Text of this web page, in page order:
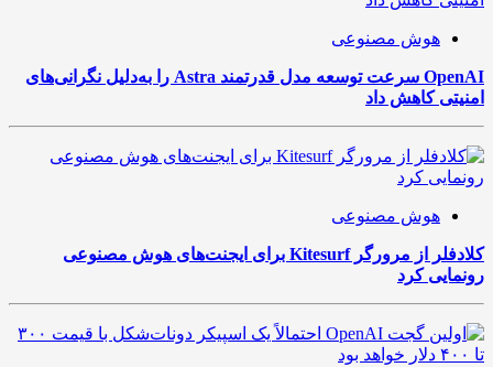
هوش مصنوعی
OpenAI سرعت توسعه مدل قدرتمند Astra را به‌دلیل نگرانی‌های
امنیتی کاهش داد
هوش مصنوعی
کلادفلر از مرورگر Kitesurf برای ایجنت‌های هوش مصنوعی
رونمایی کرد